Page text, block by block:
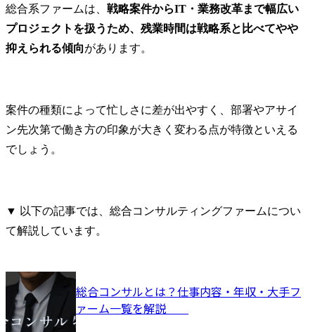
総合系ファームは、 戦略案件からIT・業務改革まで幅広い
プロジェクトを扱うため、残業時間は戦略系と比べてやや
抑えられる傾向があります。
案件の種類によって忙しさに差が出やすく、部署やアサイ
ン先次第で働き方の印象が大きく変わる点が特徴といえる
でしょう。
▼ 以下の記事では、総合コンサルティングファームについ
て解説しています。
総合コンサルとは？仕事内容・年収・大手フ